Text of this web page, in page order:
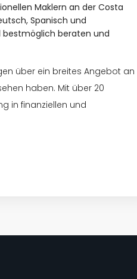
Maklern an der Costa
Spanisch und
bestmöglich beraten und
über ein breites Angebot an
haben. Mit über 20
in finanziellen und